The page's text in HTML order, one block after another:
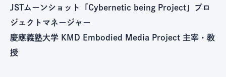
JSTムーンショット「Cybernetic being Project」プロ
ジェクトマネージャー
慶應義塾大学 KMD Embodied Media Project 主宰・教
授